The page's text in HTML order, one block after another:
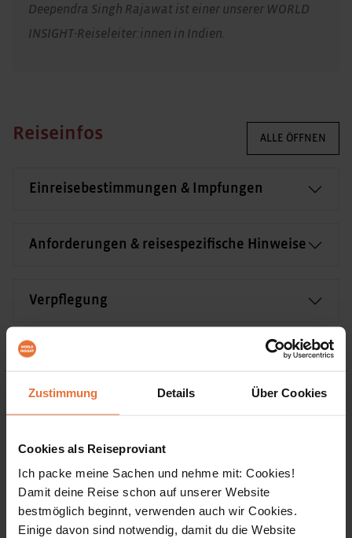
Zustimmung Details Über Cookies
Cookies als Reiseproviant
Ich packe meine Sachen und nehme mit: Cookies!
Damit deine Reise schon auf unserer Website
bestmöglich beginnt, verwenden auch wir Cookies.
Einige davon sind notwendig, damit du die Website
Deependra Singh Rajawat ist einer unserer WORLD
INSIGHT-Reiseleiter:innen in Indien.
Reiseinfos ALLE ÖFFNEN
Einreisebestimmungen & Impfungen
Anforderungen & reisespezifische Hinweise
Verpflegung
Team vor Ort
Transportmittel vor Ort
Fluginformationen
Länderinformation